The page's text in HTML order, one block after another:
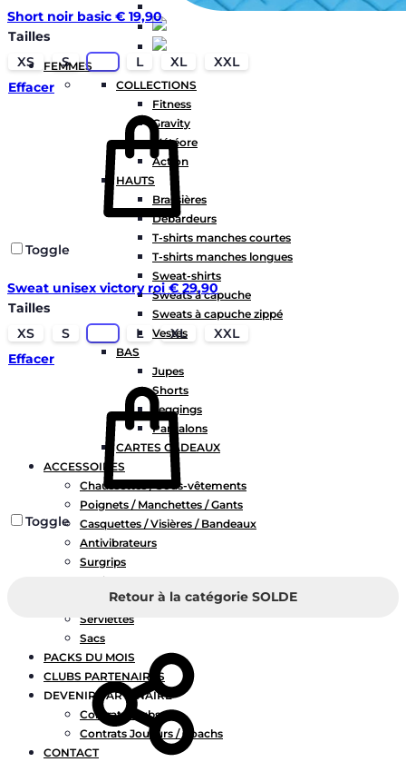
FEMMES
COLLECTIONS
Fitness
Gravity
Météore
Action
HAUTS
Brassières
Débardeurs
T-shirts manches courtes
T-shirts manches longues
Sweat-shirts
Sweats à capuche
Sweats à capuche zippé
Vestes
BAS
Jupes
Shorts
Leggings
Pantalons
CARTES CADEAUX
ACCESSOIRES
Chaussettes / Sous-vêtements
Poignets / Manchettes / Gants
Casquettes / Visières / Bandeaux
Antivibrateurs
Surgrips
Bobines
Gourdes
Serviettes
Sacs
PACKS DU MOIS
CLUBS PARTENAIRES
DEVENIR PARTENAIRE
Contrats Clubs
Contrats Joueurs / Coachs
CONTACT
Short noir basic € 19,90
Tailles
XS
S L XL
XXL
Effacer
Toggle
Sweat unisex victory roi € 29,90
Tailles
XS
S L XL
XXL
Effacer
Toggle
Retour à la catégorie SOLDE